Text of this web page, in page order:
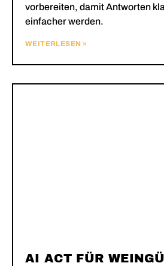
vorbereiten, damit Antworten
einfacher werden.
WEITERLESEN »
AI ACT FÜR